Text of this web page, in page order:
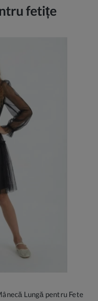
fetițe
Lungă pentru Fete